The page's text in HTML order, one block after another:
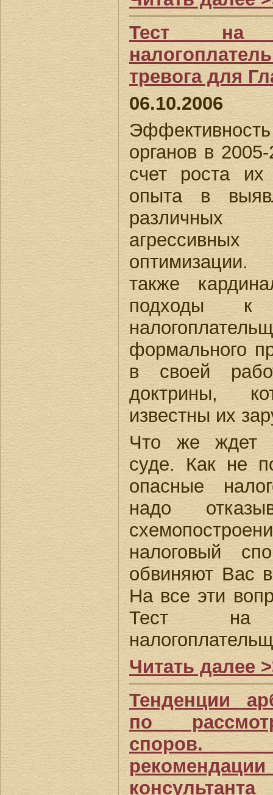
Тест на
тревога для
06.10.2006
органов в
счет роста
опыта в
различных
также
подходы к
формального
в своей
доктрины,
известны их
Что же ждет
суде. Как не
опасные
надо
налоговый
обвиняют Вас
На все эти
Тест на
Читать далее
Тенденции
по
споров.
консультанта